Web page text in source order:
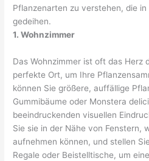
Pflanzenarten zu verstehen, die in
gedeihen.
1. Wohnzimmer
Das Wohnzimmer ist oft das Herz
perfekte Ort, um Ihre
können Sie größere, auffällige
Gummibäume oder Monstera
beeindruckenden visuellen
Sie sie in der Nähe von Fenstern,
aufnehmen können, und stellen
Regale oder Beistelltische, um